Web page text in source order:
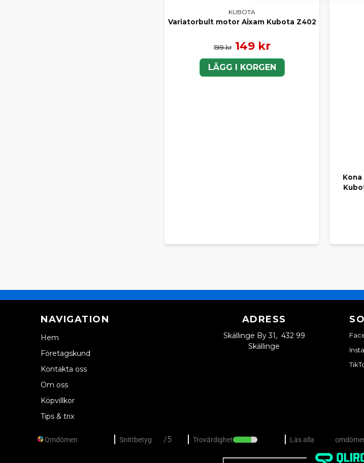
KUBOTA
Variatorbult motor Aixam Kubota Z402
199 kr 149 kr
LÄGG I KORGEN
NAVIGATION
Hem
Företagskund
Kontakta oss
Om oss
Köpvillkor
Tips & trix
ADRESS
Skällinge By 31, 432 99
Skällinge